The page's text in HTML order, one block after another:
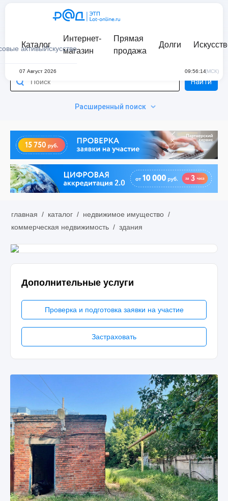
активыИскусство
Каталог
Интернет-
магазин
Прямая
продажа
Долги
07 Август 2026 09:56:14(МСК)
Расширенный поиск
Найти
главная / каталог / недвижимое имущество /
коммерческая недвижимость / здания
Дополнительные услуги
Проверка и подготовка заявки на участие
Застраховать